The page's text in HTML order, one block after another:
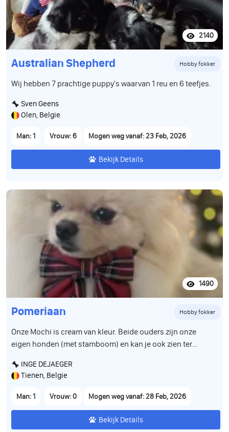
2140
Australian Shepherd Hobby fokker
Wij hebben 7 prachtige puppy's waarvan 1 reu en 6 teefjes.
Sven Geens
Olen, Belgie
Man: 1 Vrouw: 6 Mogen weg vanaf: 23 Feb, 2026
Bekijk Details
1490
Pomeriaan Hobby fokker
Onze Mochi is cream van kleur. Beide ouders zijn onze
eigen honden (met stamboom) en kan je ook zien ter
geluiden en bewegingen van het dagelijkse leven gewoon.
De puppy is volledig gezond, werd gecontroleerd door de
dierenarts en is correct gevaccineerd volgens leeftijd. Hij
hem een warme, liefdevolle en verantwoordelijke familie
die hem een prachtig leven zal geven. Stuur gerust een
INGE DEJAEGER
Tienen, Belgie
Man: 1 Vrouw: 0 Mogen weg vanaf: 28 Feb, 2026
Bekijk Details